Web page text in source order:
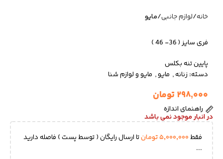
خانه لوازم جانبی مایو
دسته: زنانه, مایو, مایو و لوازم شنا
فری سایز ( 36- 46 )
پایین تنه بکلس
۲۹۸,۰۰۰ تومان
راهنمای اندازه
در انبار موجود نمی باشد
فقط۵,۰۰۰,۰۰۰تومانتا ارسال رایگان ( توسط پست ) فاصله دارید
...